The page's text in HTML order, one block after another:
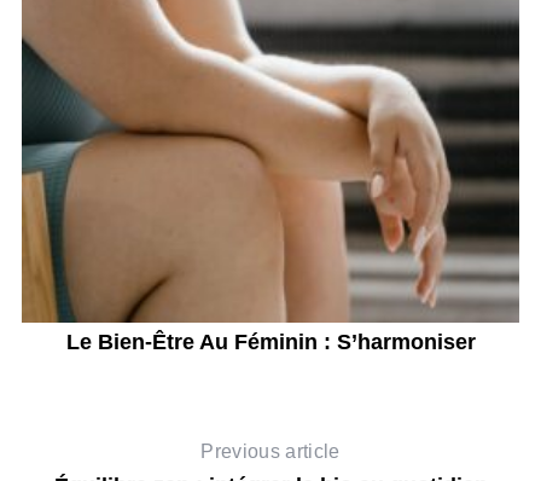
Le Bien-Être Au Féminin : S’harmoniser
Previous article